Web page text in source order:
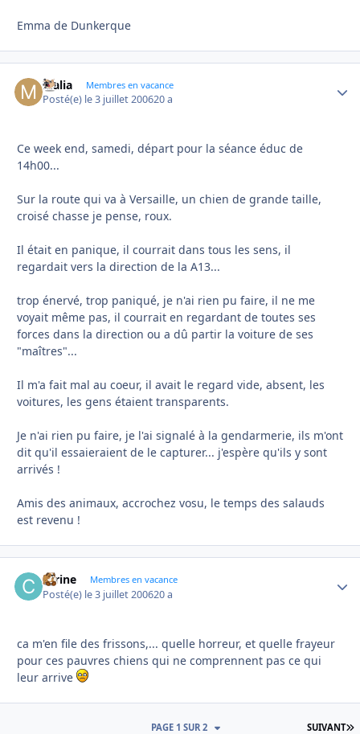
Emma de Dunkerque
Malia Membres en vacance
Posté(e) le 3 juillet 200620 a
Ce week end, samedi, départ pour la séance éduc de
14h00...
Sur la route qui va à Versaille, un chien de grande taille,
croisé chasse je pense, roux.
Il était en panique, il courrait dans tous les sens, il
regardait vers la direction de la A13...
trop énervé, trop paniqué, je n'ai rien pu faire, il ne me
voyait même pas, il courrait en regardant de toutes ses
forces dans la direction ou a dû partir la voiture de ses
"maîtres"...
Il m'a fait mal au coeur, il avait le regard vide, absent, les
voitures, les gens étaient transparents.
Je n'ai rien pu faire, je l'ai signalé à la gendarmerie, ils m'ont
dit qu'il essaieraient de le capturer... j'espère qu'ils y sont
arrivés !
Amis des animaux, accrochez vosu, le temps des salauds
est revenu !
carine Membres en vacance
Posté(e) le 3 juillet 200620 a
ca m'en file des frissons,... quelle horreur, et quelle frayeur
pour ces pauvres chiens qui ne comprennent pas ce qui
leur arrive
SUIVANT
PAGE 1 SUR 2